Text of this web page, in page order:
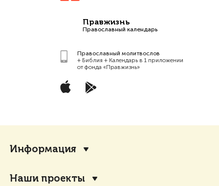
Правжизнь
Православный календарь
Православный молитвослов
+ Библия + Календарь в 1 приложении
от фонда «Правжизнь»
Информация
Наши проекты